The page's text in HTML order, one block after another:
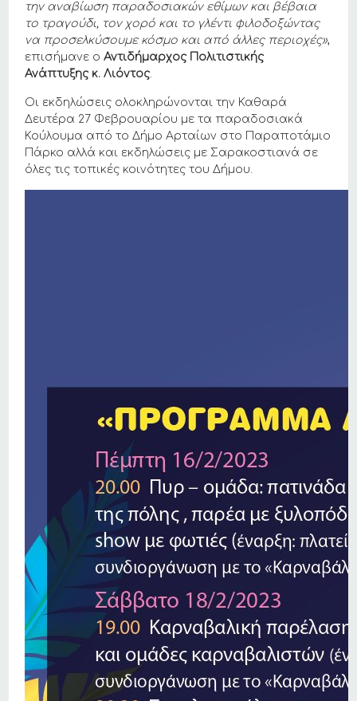
την αναβίωση παραδοσιακών εθίμων και βέβαια
το τραγούδι, τον χορό και το γλέντι φιλοδοξώντας
να προσελκύσουμε κόσμο και από άλλες περιοχές»,
επισήμανε οΑντιδήμαρχος Πολιτιστικής
Ανάπτυξης κ. Λιόντος.
Οι εκδηλώσεις ολοκληρώνονται την Καθαρά
Δευτέρα 27 Φεβρουαρίου με τα παραδοσιακά
Κούλουμα από το Δήμο Αρταίων στο Παραποτάμιο
Πάρκο αλλά και εκδηλώσεις με Σαρακοστιανά σε
όλες τις τοπικές κοινότητες του Δήμου.